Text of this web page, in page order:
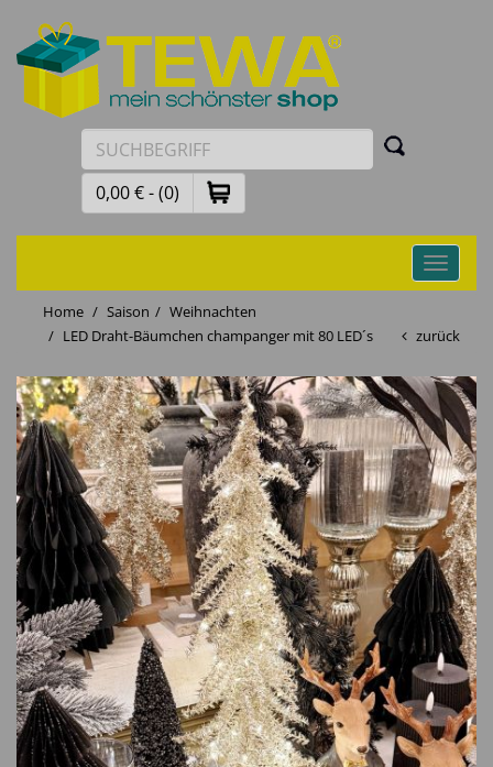
0,00 € - (0)
Toggle
Home
Saison
Weihnachten
LED Draht-Bäumchen champanger mit 80 LED´s
zurück